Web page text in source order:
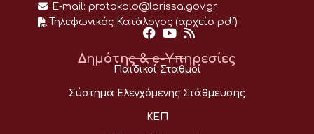
E-mail: protokolo@larissa.gov.gr
Τηλεφωνικός Κατάλογος (αρχείο pdf)
Δημότης & e-Υπηρεσίες
Παιδικοί Σταθμοί
Σύστημα Ελεγχόμενης Στάθμευσης
ΚΕΠ